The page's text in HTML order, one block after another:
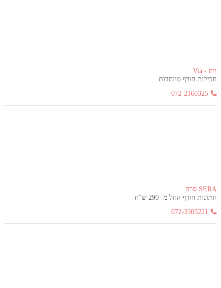
ויה - Via
חבילות חורף מיוחדות
072-2160325
SERA סרה
חתונות חורף החל מ- 290 ש"ח
072-3305221